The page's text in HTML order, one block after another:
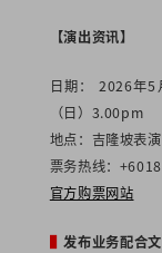
【演出资讯】
日期： 2026年
（日）3.00pm
地点：吉隆坡表
票务热线：
官方购票网站
▌发布业务配合